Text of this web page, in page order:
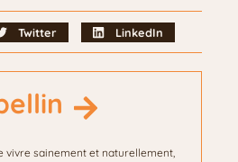
Twitter LinkedIn
vivre sainement et naturellement,